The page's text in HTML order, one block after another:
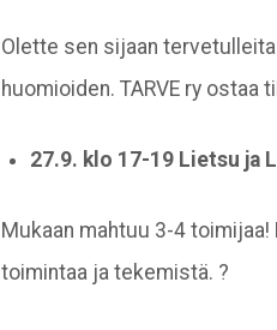
Olette sen sijaan
huomioiden. TARVE ry
27.9. klo 17-19 Lietsu ja
Mukaan mahtuu 3-4
toimintaa ja tekemistä. ?